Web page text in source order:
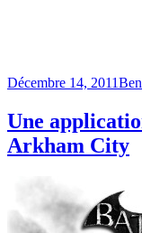
Publié
Décembre 14, 2011
Une
Arkham City